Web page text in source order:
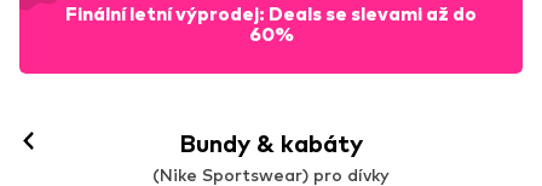
Finální letní výprodej: Deals se slevami až do
60%
Bundy & kabáty
(Nike Sportswear) pro dívky